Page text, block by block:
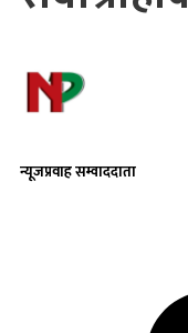
न्यूजप्रवाह सम्वाददाता